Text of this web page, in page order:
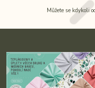
Můžete se kdykoli